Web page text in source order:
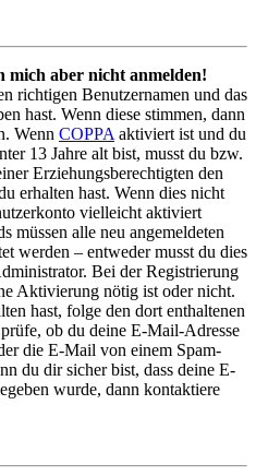
mich aber nicht anmelden!
richtigen Benutzernamen und das
hast. Wenn diese stimmen, dann
Wenn COPPA aktiviert ist und du
13 Jahre alt bist, musst du bzw.
Erziehungsberechtigten den
erhalten hast. Wenn dies nicht
vielleicht aktiviert
müssen alle neu angemeldeten
werden – entweder musst du dies
Bei der Registrierung
Aktivierung nötig ist oder nicht.
hast, folge den dort enthaltenen
ob du deine E-Mail-Adresse
die E-Mail von einem Spam-
du dir sicher bist, dass deine E-
wurde, dann kontaktiere